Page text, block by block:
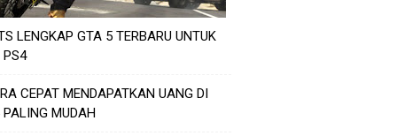
LENGKAP GTA 5 TERBARU UNTUK
PS4
CEPAT MENDAPATKAN UANG DI
MUDAH